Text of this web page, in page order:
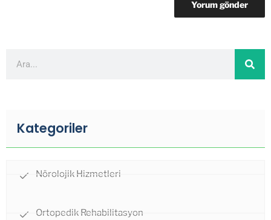
Kategoriler
Nörolojik Hizmetleri
Ortopedik Rehabilitasyon